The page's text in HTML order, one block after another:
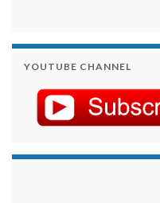
YOUTUBE CHANNEL